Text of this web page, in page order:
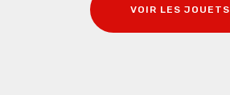
VOIR LES JOUETS